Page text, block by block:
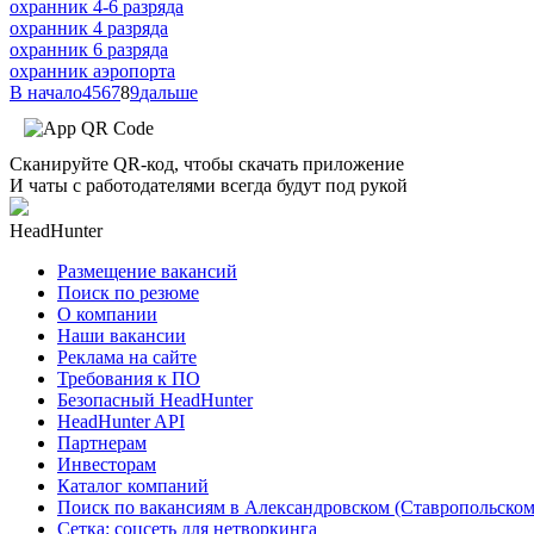
охранник 4-6 разряда
охранник 4 разряда
охранник 6 разряда
охранник аэропорта
В начало456789дальше
Сканируйте QR-код, чтобы скачать приложение
И чаты с работодателями всегда будут под рукой
HeadHunter
Размещение вакансий
Поиск по резюме
О компании
Наши вакансии
Реклама на сайте
Требования к ПО
Безопасный HeadHunter
HeadHunter API
Партнерам
Инвесторам
Каталог компаний
Поиск по вакансиям в Александровском
Сетка: соцсеть для нетворкинга